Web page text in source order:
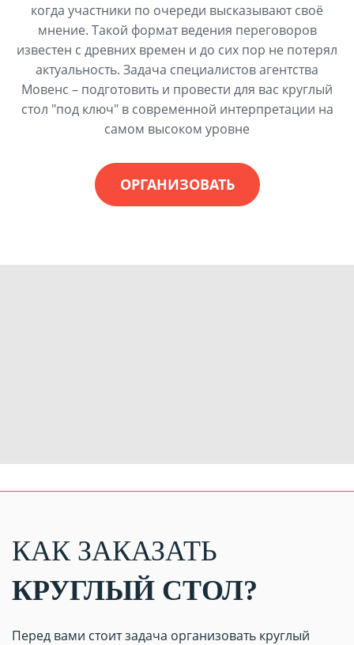
когда участники по очереди высказывают своё
мнение. Такой формат ведения переговоров
известен с древних времен и до сих пор не потерял
актуальность. Задача специалистов агентства
Мовенс – подготовить и провести для вас круглый
стол "под ключ" в современной интерпретации на
самом высоком уровне
ОРГАНИЗОВАТЬ
КАК ЗАКАЗАТЬ
КРУГЛЫЙ СТОЛ?
Перед вами стоит задача организовать круглый